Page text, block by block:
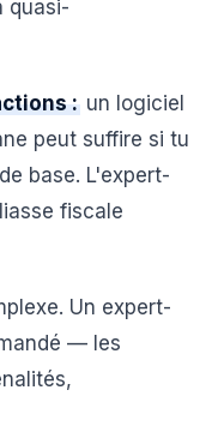
quasi-
: un logiciel
peut suffire si tu
base. L'expert-
fiscale
Un expert-
— les